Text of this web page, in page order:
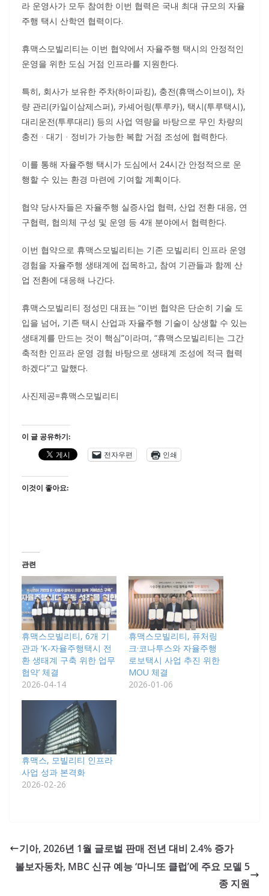
라 운영사가 모두 참여한 이번 협력은 국내 최대 규모의 자율
주행 택시 산학연 협력이다.
휴맥스모빌리티는 이번 협약에서 자율주행 택시의 안정적인
운영을 위한 도심 거점 인프라를 지원한다.
특히, 회사가 보유한 주차(하이파킹), 충전(휴맥스이브이), 차
량 관리(카일이삼제스퍼), 카셰어링(투루카), 택시(투루택시),
대리운전(투루대리) 등의 사업 역량을 바탕으로 무인 차량의
충전ᆞ대기ᆞ정비가 가능한 복합 거점 조성에 협력한다.
이를 통해 자율주행 택시가 도심에서 24시간 안정적으로 운
행할 수 있는 환경 마련에 기여할 계획이다.
협약 당사자들은 자율주행 실증사업 협력, 산업 전환 대응, 연
구협력, 협의체 구성 및 운영 등 4개 분야에서 협력한다.
이번 협약으로 휴맥스모빌리티는 기존 모빌리티 인프라 운영
경험을 자율주행 생태계에 접목하고, 참여 기관들과 함께 산
업 전환에 대응해 나간다.
휴맥스모빌리티 정성민 대표는 “이번 협약은 단순히 기술 도
입을 넘어, 기존 택시 산업과 자율주행 기술이 상생할 수 있는
생태계를 만드는 것이 핵심”이라며, “휴맥스모빌리티는 그간
축적한 인프라 운영 경험 바탕으로 생태계 조성에 적극 협력
하겠다”고 말했다.
사진제공=휴맥스모빌리티
이 글 공유하기:
전자우편
인쇄
이것이 좋아요:
관련
휴맥스모빌리티, 6개 기
관과 ‘K-자율주행택시 전
환 생태계 구축 위한 업무
협약’ 체결
2026-04-14
휴맥스모빌리티, 퓨처링
크·코나투스와 자율주행
로보택시 사업 추진 위한
MOU 체결
2026-01-06
휴맥스, 모빌리티 인프라
사업 성과 본격화
2026-02-26
기아, 2026년 1월 글로벌 판매 전년 대비 2.4% 증가
볼보자동차, MBC 신규 예능 ‘마니또 클럽’에 주요 모델 5
종 지원